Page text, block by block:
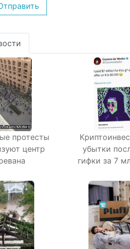
протесты
центр
убытки
гифки за 7